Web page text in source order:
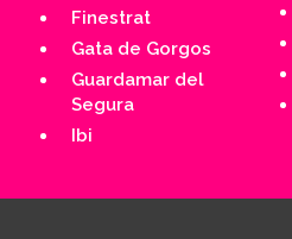
Finestrat
Gata de Gorgos
Guardamar del
Segura
Ibi